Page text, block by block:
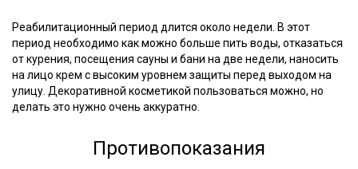
Реабилитационный период длится около недели. В этот
период необходимо как можно больше пить воды, отказаться
от курения, посещения сауны и бани на две недели, наносить
на лицо крем с высоким уровнем защиты перед выходом на
улицу. Декоративной косметикой пользоваться можно, но
делать это нужно очень аккуратно.
Противопоказания